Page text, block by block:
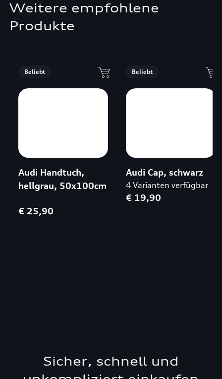
Weitere empfohlene
Produkte
Beliebt
Audi Handtuch,
hellgrau, 50x100cm
€ 25,90
Beliebt
Audi Cap, schwarz
4 Varianten verfügbar
€ 19,90
Sicher, schnell und